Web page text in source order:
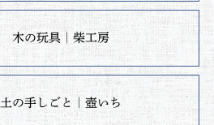
木の玩具｜柴工房
土の手しごと｜壺いち